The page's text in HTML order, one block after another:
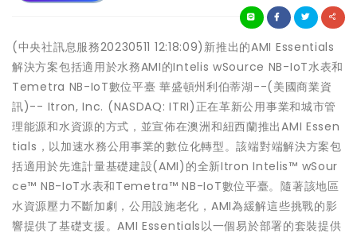
(中央社訊息服務20230511 12:18:09)新推出的AMI Essentials
解決方案包括適用於水務AMI的Intelis wSource NB-IoT水表和
Temetra NB-IoT數位平臺 華盛頓州利伯蒂湖--(美國商業資
訊)-- Itron, Inc. (NASDAQ: ITRI)正在革新公用事業和城市管
理能源和水資源的方式，並宣佈在澳洲和紐西蘭推出AMI Essen
tials，以加速水務公用事業的數位化轉型。該端對端解決方案包
括適用於先進計量基礎建設(AMI)的全新Itron Intelis™ wSour
ce™ NB-IoT水表和Temetra™ NB-IoT數位平臺。隨著該地區
水資源壓力不斷加劇，公用設施老化，AMI為緩解這些挑戰的影
響提供了基礎支援。AMI Essentials以一個易於部署的套裝提供